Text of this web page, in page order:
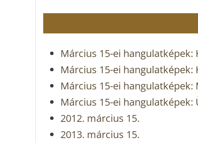
Március 15-ei hangulatképek:
Március 15-ei
Március 15-ei hangulatképek:
Március 15-ei
2012. március 15.
2013. március 15.